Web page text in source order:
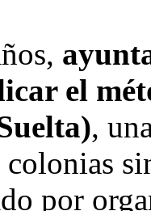
el
,
colonias
por